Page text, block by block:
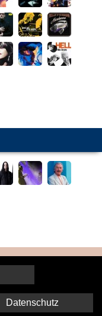
Datenschutz